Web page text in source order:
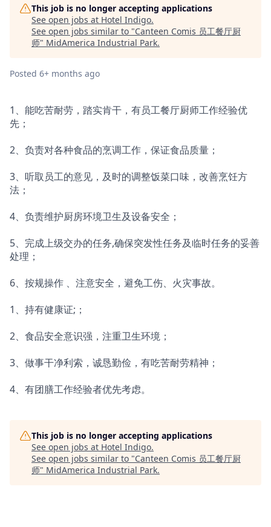
This job is no longer accepting applications
See open jobs at Hotel Indigo.
See open jobs similar to "Canteen Comis 员工餐厅厨
师" MidAmerica Industrial Park.
Posted 6+ months ago
1、能吃苦耐劳，踏实肯干，有员工餐厅厨师工作经验优
先；
2、负责对各种食品的烹调工作，保证食品质量；
3、听取员工的意见，及时的调整饭菜口味，改善烹饪方
法；
4、负责维护厨房环境卫生及设备安全；
5、完成上级交办的任务,确保突发性任务及临时任务的妥善
处理；
6、按规操作 、注意安全，避免工伤、火灾事故。
1、持有健康证;；
2、食品安全意识强，注重卫生环境；
3、做事干净利索，诚恳勤俭，有吃苦耐劳精神；
4、有团膳工作经验者优先考虑。
This job is no longer accepting applications
See open jobs at Hotel Indigo.
See open jobs similar to "Canteen Comis 员工餐厅厨
师" MidAmerica Industrial Park.